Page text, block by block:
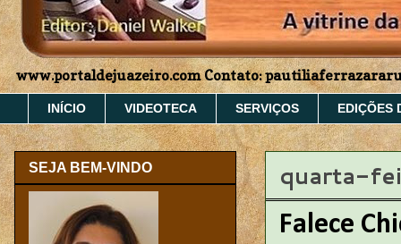
www.portaldejuazeiro.com Contato:
INÍCIO VIDEOTECA SERVIÇOS EDIÇÕES
quarta-
Falece
SEJA BEM-VINDO